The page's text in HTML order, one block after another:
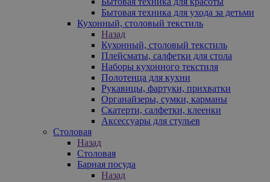
Бытовая техника для ухода за детьми
Кухонный, столовый текстиль
Назад
Кухонный, столовый текстиль
Плейсматы, салфетки для стола
Наборы кухонного текстиля
Полотенца для кухни
Рукавицы, фартуки, прихватки
Органайзеры, сумки, карманы
Скатерти, салфетки, клеенки
Аксессуары для стульев
Столовая
Назад
Столовая
Барная посуда
Назад